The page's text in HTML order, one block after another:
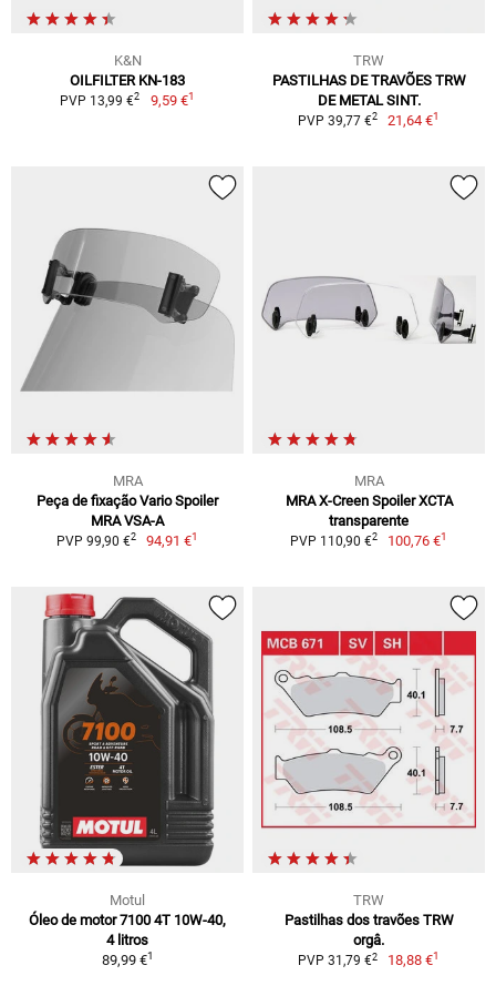
K&N
OILFILTER KN-183
PVP 13,99 €2 9,59 €1
TRW
PASTILHAS DE TRAVÕES TRW
DE METAL SINT.
PVP 39,77 €2 21,64 €1
MRA
Peça de fixação Vario Spoiler
MRA VSA-A
PVP 99,90 €2 94,91 €1
MRA
MRA X-Creen Spoiler XCTA
transparente
PVP 110,90 €2 100,76 €1
Motul
Óleo de motor 7100 4T 10W-40,
4 litros
89,99 €1
TRW
Pastilhas dos travões TRW
orgâ.
PVP 31,79 €2 18,88 €1